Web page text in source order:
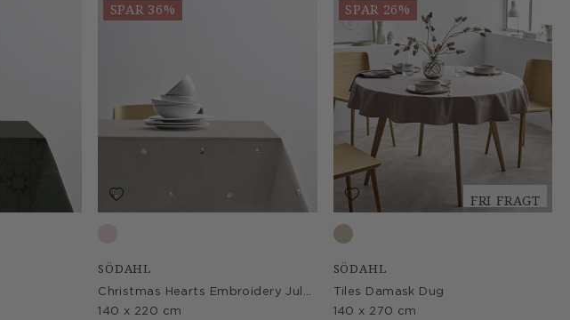
SPAR 36%
SÖDAHL
Christmas Hearts Embroidery Juledug
140 x 220 cm
SPAR 26%
FRI FRAGT
SÖDAHL
Tiles Damask Dug
140 x 270 cm